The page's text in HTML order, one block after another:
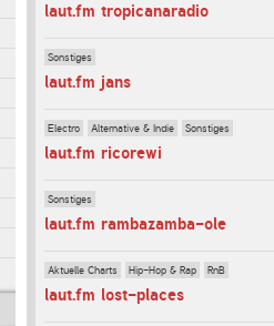
laut.fm tropicanaradio
Sonstiges
laut.fm jans
Electro Alternative & Indie Sonstiges
laut.fm ricorewi
Sonstiges
laut.fm rambazamba-ole
Aktuelle Charts Hip-Hop & Rap RnB
laut.fm lost-places